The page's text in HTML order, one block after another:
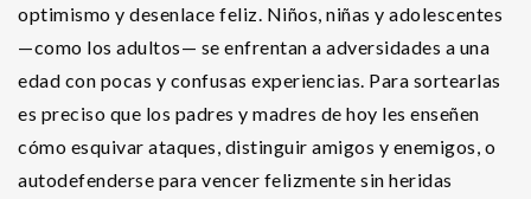
optimismo y desenlace feliz. Niños, niñas y adolescentes
—como los adultos— se enfrentan a adversidades a una
edad con pocas y confusas experiencias. Para sortearlas
es preciso que los padres y madres de hoy les enseñen
cómo esquivar ataques, distinguir amigos y enemigos, o
autodefenderse para vencer felizmente sin heridas